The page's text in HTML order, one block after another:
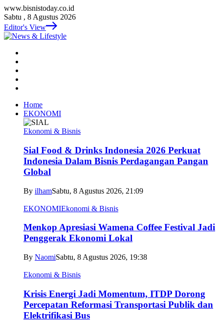
www.bisnistoday.co.id
Sabtu , 8 Agustus 2026
Editor's View
Home
EKONOMI
Ekonomi & Bisnis
Sial Food & Drinks Indonesia 2026 Perkuat
Indonesia Dalam Bisnis Perdagangan Pangan
Global
By ilhamSabtu, 8 Agustus 2026, 21:09
EKONOMIEkonomi & Bisnis
Menkop Apresiasi Wamena Coffee Festival Jadi
Penggerak Ekonomi Lokal
By NaomiSabtu, 8 Agustus 2026, 19:38
Ekonomi & Bisnis
Krisis Energi Jadi Momentum, ITDP Dorong
Percepatan Reformasi Transportasi Publik dan
Elektrifikasi Bus